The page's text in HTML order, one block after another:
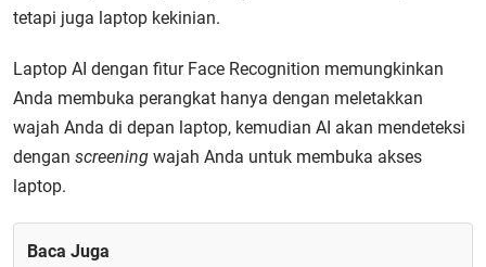
tetapi juga laptop kekinian.
Laptop AI dengan fitur Face Recognition memungkinkan
Anda membuka perangkat hanya dengan meletakkan
wajah Anda di depan laptop, kemudian AI akan mendeteksi
dengan screening wajah Anda untuk membuka akses
laptop.
Baca Juga